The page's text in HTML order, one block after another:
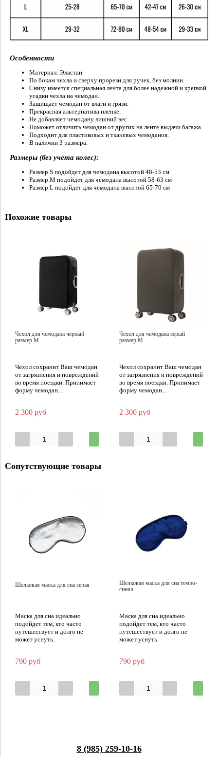
Особенности
Материал: Эластан
По бокам чехла и сверху прорези для ручек, без молнии.
Снизу имеется специальная лента для более надежной и крепкой
усадки чехла на чемодан.
Защищает чемодан от влаги и грязи.
Прекрасная альтернатива пленке.
Не добавляет чемодану лишний вес.
Поможет отличить чемодан от других на ленте выдачи багажа.
Подходит для пластиковых и тканевых чемоданов.
В наличии 3 размера.
Размеры (без учета колес):
Размер S подойдет для чемодана высотой 48-53 см
Размер M подойдет для чемодана высотой 58-63 см
Размер L подойдет для чемодана высотой 65-70 см
Похожие товары
Чехол для чемодана черный
размер M
Чехол сохранит Ваш чемодан
от загрязнения и повреждений
во время поездки. Принимает
форму чемодан...
2 300 руб
Чехол для чемодана серый
размер M
Чехол сохранит Ваш чемодан
от загрязнения и повреждений
во время поездки. Принимает
форму чемодан...
2 300 руб
Сопутствующие товары
Шелковая маска для сна серая
Маска для сна идеально
подойдет тем, кто часто
путешествует и долго не
может уснуть.
790 руб
Шелковая маска для сна темно-
синяя
Маска для сна идеально
подойдет тем, кто часто
путешествует и долго не
может уснуть.
790 руб
8 (985) 259-10-16